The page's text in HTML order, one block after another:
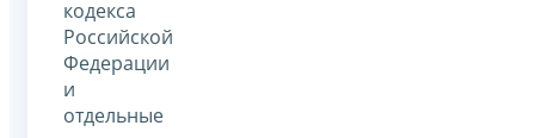
кодекса
Российской
Федерации
и
отдельные